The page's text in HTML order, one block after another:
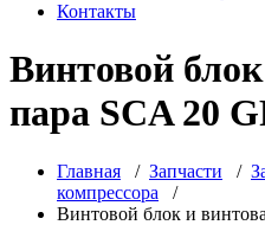
Контакты
Винтовой
пара SCA 20
Главная / Запчасти /
компрессора /
Винтовой блок и